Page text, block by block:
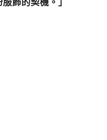
飾的契機。」